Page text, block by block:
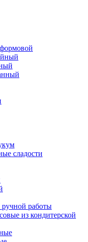
сладости
работы
из кондитерской